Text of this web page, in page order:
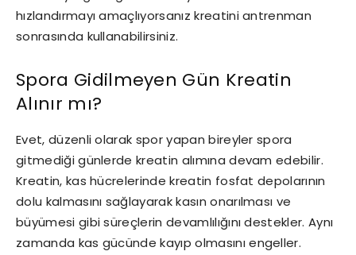
hızlandırmayı amaçlıyorsanız kreatini antrenman
sonrasında kullanabilirsiniz.
Spora Gidilmeyen Gün Kreatin
Alınır mı?
Evet, düzenli olarak spor yapan bireyler spora
gitmediği günlerde kreatin alımına devam edebilir.
Kreatin, kas hücrelerinde kreatin fosfat depolarının
dolu kalmasını sağlayarak kasın onarılması ve
büyümesi gibi süreçlerin devamlılığını destekler. Aynı
zamanda kas gücünde kayıp olmasını engeller.